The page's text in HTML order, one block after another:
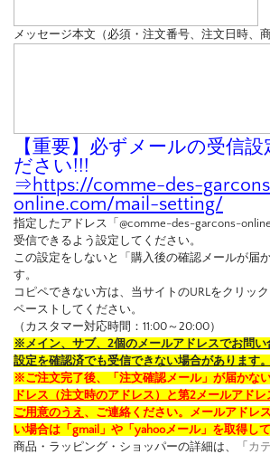
メッセージ本文（必須・注文番号、注文日時、
【重要】必ずメールの受信設
ださい!!!
⇒ https://comme-des-
online.com/mail-setting/
指定したアドレス「@comme-des-garcons-
受信できるよう設定してください。
この設定をしないと「購入後の確認メールが届
す。
コピペできない方は、当サイトのURLをクリッ
ペーストしてください。
（カスタマー対応時間：11:00～20:00）
※メイン、サブ、2個のメールアドレスでお問い
設定を確認済でも受信できない場合があります。
※ご注文完了後、「注文確認メール」が届かない
ドレス（注文時のアドレス）と第2メールアド
ご用意のうえ 、ご連絡ください。メールアドレ
い場合は「gmail」や「yahooメール」を取得し
商品・ラッピング・ショッパーの詳細は、「 カ